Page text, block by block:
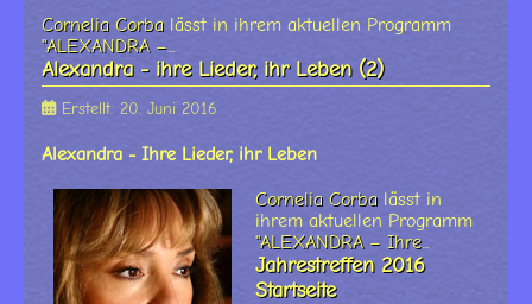
Cornelia Corba lässt in ihrem aktuellen Programm
"ALEXANDRA –...
Alexandra - ihre Lieder, ihr Leben (2)
Erstellt: 20. Juni 2016
Alexandra - Ihre Lieder, ihr Leben
Cornelia Corba lässt in
ihrem aktuellen Programm
"ALEXANDRA – Ihre...
Jahrestreffen 2016
Startseite